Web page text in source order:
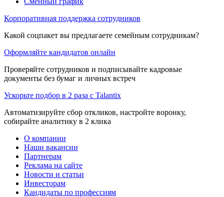
Корпоративная поддержка сотрудников
Какой соцпакет вы предлагаете семейным сотрудникам?
Оформляйте кандидатов онлайн
Проверяйте сотрудников и подписывайте кадровые
документы без бумаг и личных встреч
Ускорьте подбор в 2 раза с Talantix
Автоматизируйте сбор откликов, настройте воронку,
собирайте аналитику в 2 клика
О компании
Наши вакансии
Партнерам
Реклама на сайте
Новости и статьи
Инвесторам
Кандидаты по профессиям